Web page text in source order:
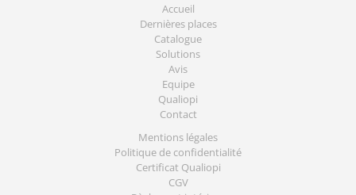
Accueil
Dernières places
Catalogue
Solutions
Avis
Equipe
Qualiopi
Contact
Mentions légales
Politique de confidentialité
Certificat Qualiopi
CGV